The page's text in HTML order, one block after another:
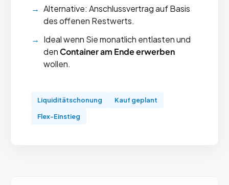
Alternative: Anschlussvertrag auf Basis
des offenen Restwerts.
Ideal wenn Sie monatlich entlasten und
denContainer am Ende erwerben
wollen.
Liquiditätschonung
Kauf geplant
Flex-Einstieg